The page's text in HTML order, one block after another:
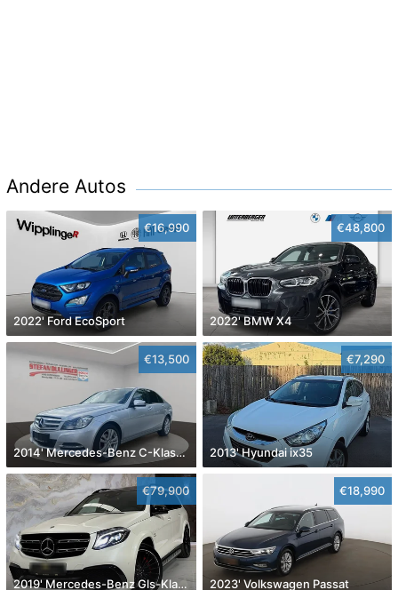
Andere Autos
€16,990
2022' Ford EcoSport
€48,800
2022' BMW X4
€13,500
2014' Mercedes-Benz C-Klasse
€7,290
2013' Hyundai ix35
€79,900
2019' Mercedes-Benz Gls-Klasse
€18,990
2023' Volkswagen Passat